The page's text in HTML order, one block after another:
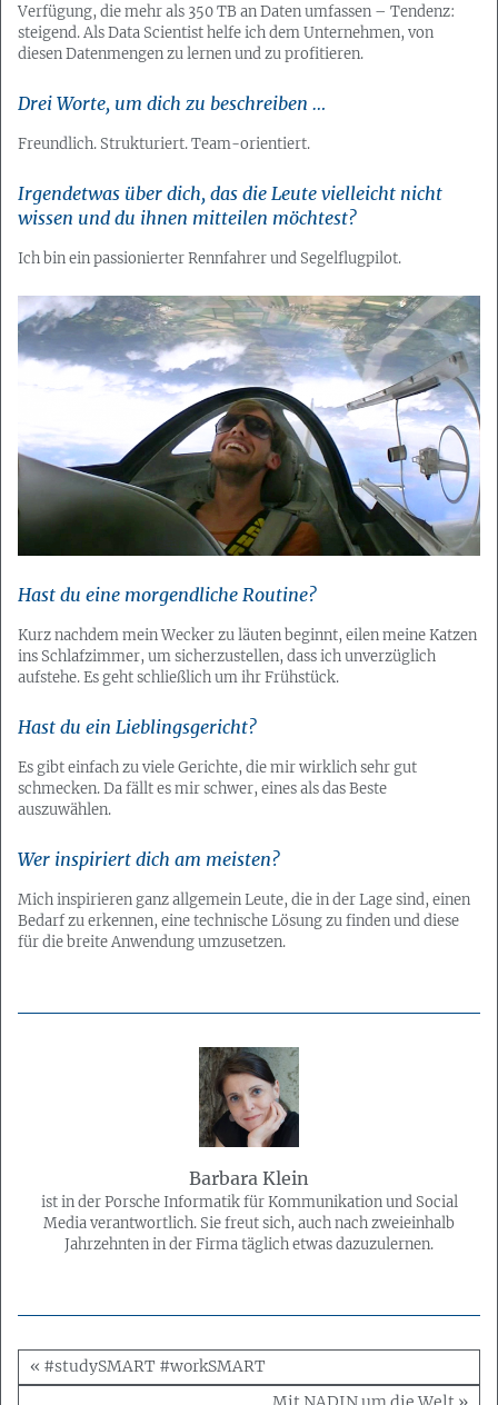
Verfügung, die mehr als 350 TB an Daten umfassen – Tendenz:
steigend. Als Data Scientist helfe ich dem Unternehmen, von
diesen Datenmengen zu lernen und zu profitieren.
Drei Worte, um dich zu beschreiben …
Freundlich. Strukturiert. Team-orientiert.
Irgendetwas über dich, das die Leute vielleicht nicht
wissen und du ihnen mitteilen möchtest?
Ich bin ein passionierter Rennfahrer und Segelflugpilot.
Hast du eine morgendliche Routine?
Kurz nachdem mein Wecker zu läuten beginnt, eilen meine Katzen
ins Schlafzimmer, um sicherzustellen, dass ich unverzüglich
aufstehe. Es geht schließlich um ihr Frühstück.
Hast du ein Lieblingsgericht?
Es gibt einfach zu viele Gerichte, die mir wirklich sehr gut
schmecken. Da fällt es mir schwer, eines als das Beste
auszuwählen.
Wer inspiriert dich am meisten?
Mich inspirieren ganz allgemein Leute, die in der Lage sind, einen
Bedarf zu erkennen, eine technische Lösung zu finden und diese
für die breite Anwendung umzusetzen.
Barbara Klein
ist in der Porsche Informatik für Kommunikation und Social
Media verantwortlich. Sie freut sich, auch nach zweieinhalb
Jahrzehnten in der Firma täglich etwas dazuzulernen.
« #studySMART #workSMART